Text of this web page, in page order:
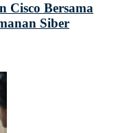
Cisco Bersama
Siber